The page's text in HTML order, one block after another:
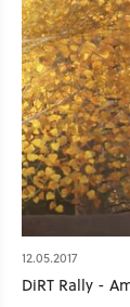
12.05.2017
DiRT Rally -